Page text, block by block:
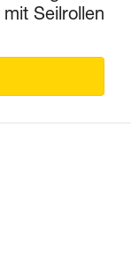
Seilrollen